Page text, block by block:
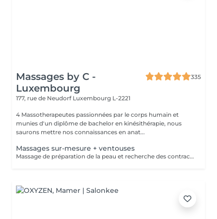
Massages by C -
Luxembourg
335
177, rue de Neudorf Luxembourg L-2221
4 Massotherapeutes passionnées par le corps humain et
munies d'un diplôme de bachelor en kinésithérapie, nous
saurons mettre nos connaissances en anat...
Massages sur-mesure + ventouses
Massage de préparation de la peau et recherche des contractures suivis pas la pose des ventouses. Le vide est créé à l'aide d'une flamme, aucune sensation de chaud n'est ressentie durant le procédé et la technique est peu douloureuse. Le but de la cupping therapy est de soulager les tensions musculaires tout en promouvant la circulation sanguine et lymphatique.